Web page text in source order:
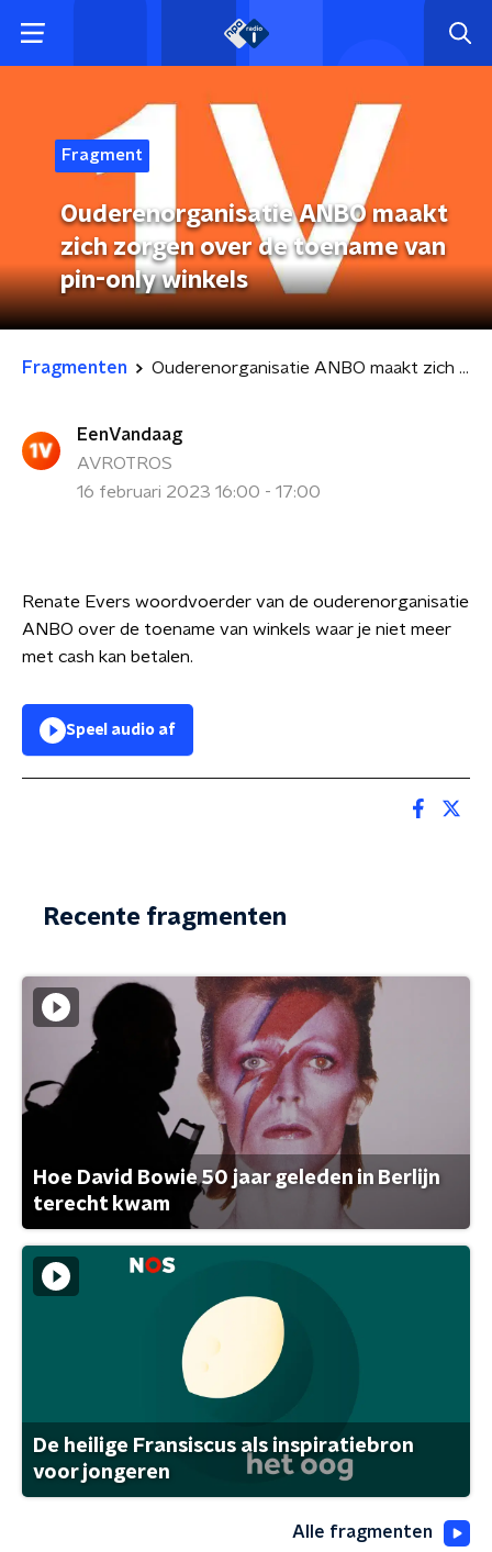
Fragment
Ouderenorganisatie ANBO maakt
zich zorgen over de toename van
pin-only winkels
Fragmenten Ouderenorganisatie ANBO maakt zich zorgen over de toename van pin-only winkels
EenVandaag
AVROTROS
16 februari 2023 16:00 - 17:00
Renate Evers woordvoerder van de ouderenorganisatie
ANBO over de toename van winkels waar je niet meer
met cash kan betalen.
Speel audio af
Recente fragmenten
Hoe David Bowie 50 jaar geleden in Berlijn
terecht kwam
De heilige Fransiscus als inspiratiebron
voor jongeren
Alle fragmenten